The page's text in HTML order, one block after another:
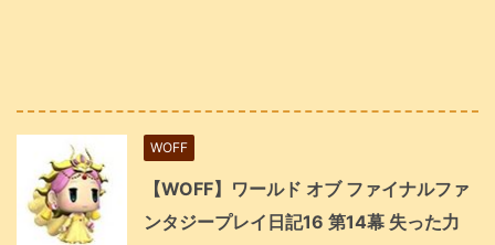
WOFF
【WOFF】ワールド オブ ファイナルファ
ンタジープレイ日記16 第14幕 失った力